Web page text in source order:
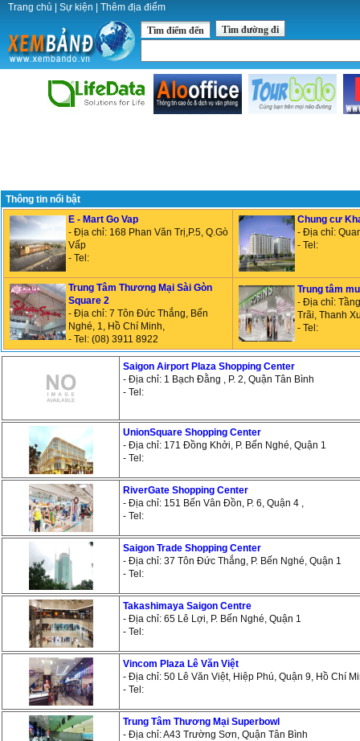
Trang chủ Sự kiện Thêm địa điểm
Tìm điểm đến Tìm đường đi
Thông tin nổi bật
E - Mart Go Vap
- Địa chỉ: 168 Phan Văn Trị,P.5, Q.Gò
Vấp
- Tel:
Chung cư
- Địa chỉ:
- Tel:
Trung Tâm Thương Mại Sài Gòn
Square 2
- Địa chỉ: 7 Tôn Đức Thắng, Bến
Nghé, 1, Hồ Chí Minh,
- Tel: (08) 3911 8922
Trung tâm
- Địa chỉ:
Trãi, Thanh
- Tel:
Saigon Airport Plaza Shopping Center
- Địa chỉ: 1 Bạch Đằng , P. 2, Quận Tân Bình
- Tel:
UnionSquare Shopping Center
- Địa chỉ: 171 Đồng Khởi, P. Bến Nghé, Quận 1
- Tel:
RiverGate Shopping Center
- Địa chỉ: 151 Bến Vân Đồn, P. 6, Quận 4 ,
- Tel:
Saigon Trade Shopping Center
- Địa chỉ: 37 Tôn Đức Thắng, P. Bến Nghé, Quận 1
- Tel:
Takashimaya Saigon Centre
- Địa chỉ: 65 Lê Lợi, P. Bến Nghé, Quận 1
- Tel:
Vincom Plaza Lê Văn Việt
- Địa chỉ: 50 Lê Văn Việt, Hiệp Phú, Quận 9, Hồ Chí
- Tel:
Trung Tâm Thương Mại Superbowl
- Địa chỉ: A43 Trường Sơn, Quận Tân Bình